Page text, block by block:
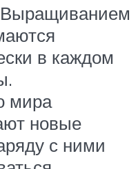
Выращиванием
в каждом
мира
новые
с ними